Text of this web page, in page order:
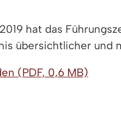
hat das
übersichtlicher
(PDF, 0,6 MB)